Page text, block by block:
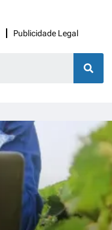
Publicidade Legal